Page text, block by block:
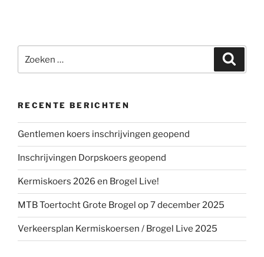
naar:
RECENTE BERICHTEN
Gentlemen koers inschrijvingen geopend
Inschrijvingen Dorpskoers geopend
Kermiskoers 2026 en Brogel Live!
MTB Toertocht Grote Brogel op 7 december 2025
Verkeersplan Kermiskoersen / Brogel Live 2025